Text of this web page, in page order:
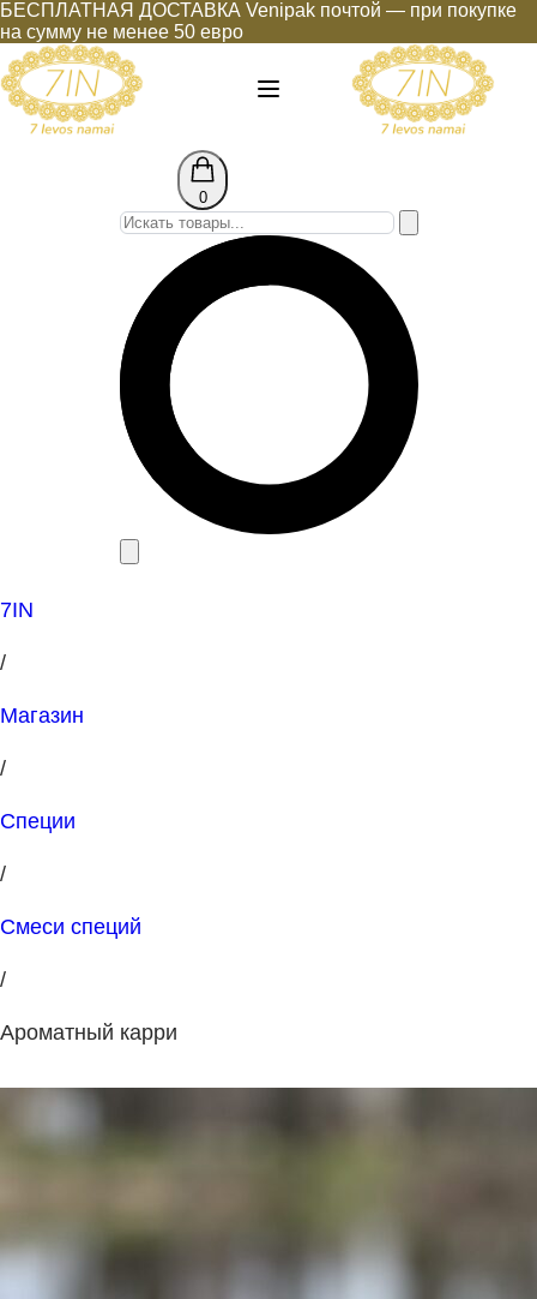
БЕСПЛАТНАЯ ДОСТАВКА Venipak почтой — при покупке
на сумму не менее 50 евро
0
7IN
/
Магазин
/
Специи
/
Смеси специй
/
Ароматный карри